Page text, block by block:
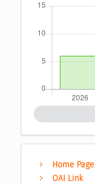
Home Page
OAI Link